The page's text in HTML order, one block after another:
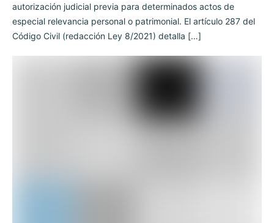
autorización judicial previa para determinados actos de
especial relevancia personal o patrimonial. El artículo 287 del
Código Civil (redacción Ley 8/2021) detalla […]